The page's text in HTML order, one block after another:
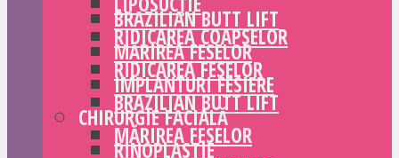
BRAZILIAN BUTT LIFT
MĂRIREA FESELOR
IMPLANTURI FESIERE
CHIRURGIE FACIALĂ
RINOPLASTIE
RIDICAREA COAPSELOR
RIDICAREA FESELOR
BRAZILIAN BUTT LIFT
MĂRIREA FESELOR